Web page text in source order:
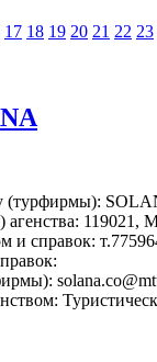
17 18 19 20 21 22 23
(турфирмы):
119021,
и справок: